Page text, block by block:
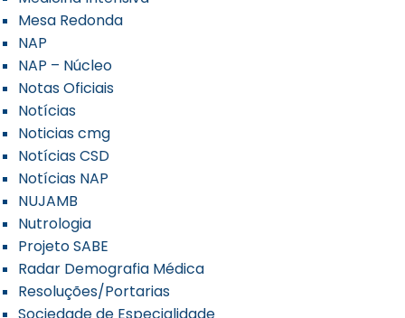
Mesa Redonda
NAP
NAP – Núcleo
Notas Oficiais
Notícias
Noticias cmg
Notícias CSD
Notícias NAP
NUJAMB
Nutrologia
Projeto SABE
Radar Demografia Médica
Resoluções/Portarias